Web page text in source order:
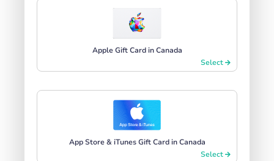
Apple Gift Card in Canada
Select
App Store & iTunes Gift Card in Canada
Select